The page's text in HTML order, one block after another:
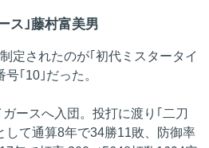
ス｣藤村富美男
定されたのが｢初代ミスタータイ
｢10｣だった。
ースへ入団。投打に渡り｢二刀
して通算8年で34勝11敗、防御率